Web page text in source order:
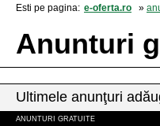
Esti pe pagina: e-oferta.ro »
Anunturi
Ultimele anunţuri
ANUNTURI GRATUITE